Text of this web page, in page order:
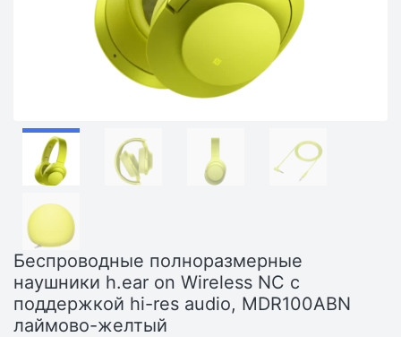
Беспроводные полноразмерные
наушники h.ear on Wireless NC с
поддержкой hi-res audio, MDR100ABN
лаймово-желтый